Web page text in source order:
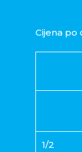
Cijena po
1/2